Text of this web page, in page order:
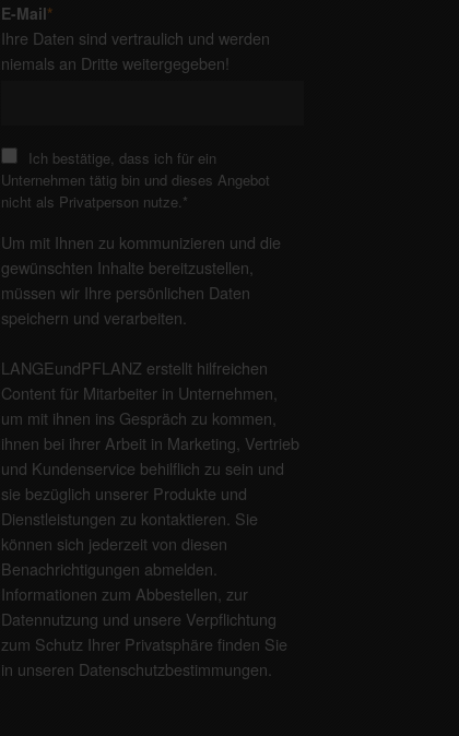
E-Mail*
Ihre Daten sind vertraulich und werden
niemals an Dritte weitergegeben!
Ich bestätige, dass ich für ein
Unternehmen tätig bin und dieses Angebot
nicht als Privatperson nutze.*
Um mit Ihnen zu kommunizieren und die
gewünschten Inhalte bereitzustellen,
müssen wir Ihre persönlichen Daten
speichern und verarbeiten.
LANGEundPFLANZ erstellt hilfreichen
Content für Mitarbeiter in Unternehmen,
um mit ihnen ins Gespräch zu kommen,
ihnen bei ihrer Arbeit in Marketing, Vertrieb
und Kundenservice behilflich zu sein und
sie bezüglich unserer Produkte und
Dienstleistungen zu kontaktieren. Sie
können sich jederzeit von diesen
Benachrichtigungen abmelden.
Informationen zum Abbestellen, zur
Datennutzung und unsere Verpflichtung
zum Schutz Ihrer Privatsphäre finden Sie
in unseren Datenschutzbestimmungen